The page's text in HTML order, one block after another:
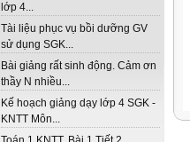
lớp 4...
Tài liệu phục vụ bồi dưỡng GV
sử dụng SGK...
Bài giảng rất sinh động. Cảm ơn
thầy N nhiều...
Kế hoạch giảng dạy lớp 4 SGK -
KNTT Môn...